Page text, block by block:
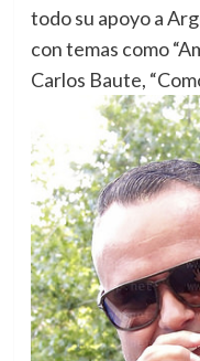
todo su apoyo a
con temas como
Carlos Baute,